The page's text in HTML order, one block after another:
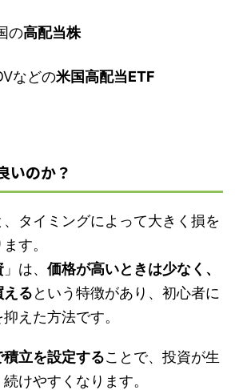
の高配当株
などの米国高配当ETF
いのか？
タイミングによって大きく損を
す。
」は、 価格が高いときは少なく、
えるという特徴があり、初心者に
えた方法です。
立を設定することで、投資が生
けやすくなります。